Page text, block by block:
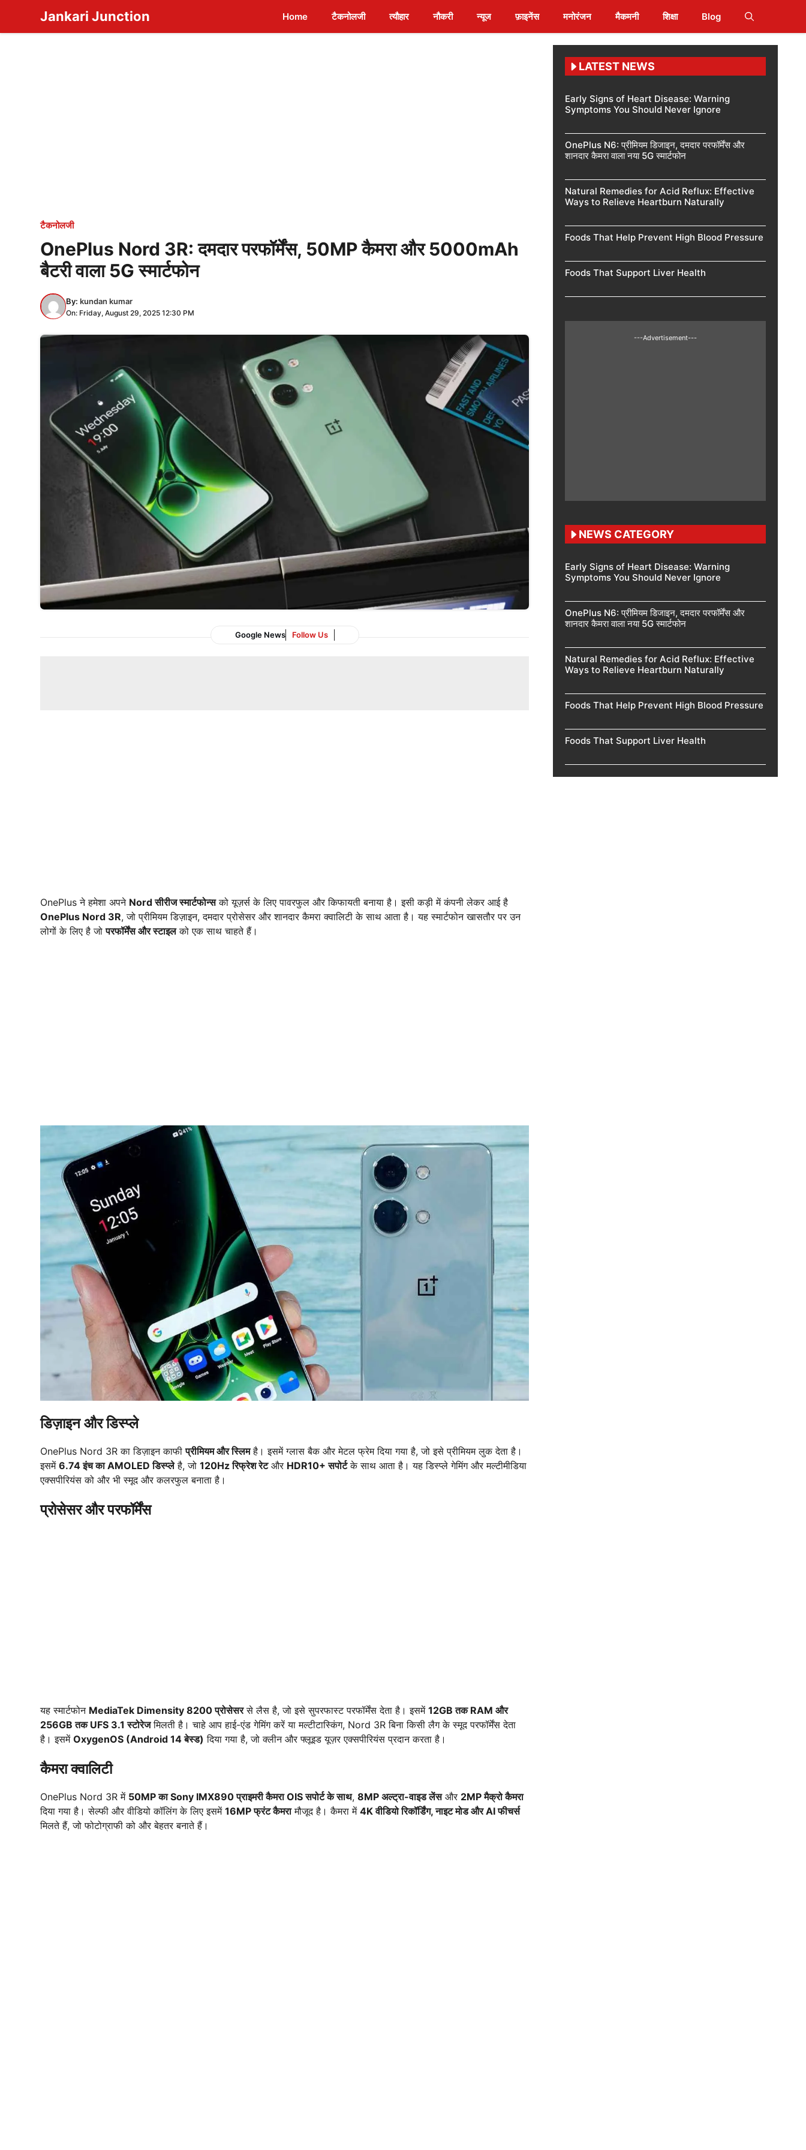
content
Jankari Junction Home टैकनोलजी त्यौहार नौकरी न्यूज फ़ाइनेंस मनोरंजन मैकमनी शिक्षा Blog
टैकनोलजी
OnePlus Nord 3R: दमदार परफॉर्मेंस, 50MP कैमरा और 5000mAh
बैटरी वाला 5G स्मार्टफोन
By: kundan kumar
On: Friday, August 29, 2025 12:30 PM
Google News Follow Us
OnePlus ने हमेशा अपने Nord सीरीज स्मार्टफोन्सको यूज़र्स के लिए पावरफुल और किफायती बनाया है। इसी कड़ी में कंपनी लेकर आई है
OnePlus Nord 3R, जो प्रीमियम डिज़ाइन, दमदार प्रोसेसर और शानदार कैमरा क्वालिटी के साथ आता है। यह स्मार्टफोन खासतौर पर उन
लोगों के लिए है जोपरफॉर्मेंस और स्टाइलको एक साथ चाहते हैं।
डिज़ाइन और डिस्प्ले
OnePlus Nord 3R का डिज़ाइन काफीप्रीमियम और स्लिमहै। इसमें ग्लास बैक और मेटल फ्रेम दिया गया है, जो इसे प्रीमियम लुक देता है।
इसमें 6.74 इंच का AMOLED डिस्प्लेहै, जो 120Hz रिफ्रेश रेटऔर HDR10+ सपोर्टके साथ आता है। यह डिस्प्ले गेमिंग और मल्टीमीडिया
एक्सपीरियंस को और भी स्मूद और कलरफुल बनाता है।
प्रोसेसर और परफॉर्मेंस
यह स्मार्टफोन MediaTek Dimensity 8200 प्रोसेसरसे लैस है, जो इसे सुपरफास्ट परफॉर्मेंस देता है। इसमें 12GB तक RAM और
256GB तक UFS 3.1 स्टोरेजमिलती है। चाहे आप हाई-एंड गेमिंग करें या मल्टीटास्किंग, Nord 3R बिना किसी लैग के स्मूद परफॉर्मेंस देता
है। इसमें OxygenOS (Android 14 बेस्ड) दिया गया है, जो क्लीन और फ्लूइड यूज़र एक्सपीरियंस प्रदान करता है।
कैमरा क्वालिटी
OnePlus Nord 3R में 50MP का Sony IMX890 प्राइमरी कैमरा OIS सपोर्ट के साथ, 8MP अल्ट्रा-वाइड लेंसऔर 2MP मैक्रो कैमरा
दिया गया है। सेल्फी और वीडियो कॉलिंग के लिए इसमें 16MP फ्रंट कैमरामौजूद है। कैमरा में 4K वीडियो रिकॉर्डिंग, नाइट मोड और AI फीचर्स
मिलते हैं, जो फोटोग्राफी को और बेहतर बनाते हैं।
LATEST NEWS
Early Signs of Heart Disease: Warning
Symptoms You Should Never Ignore
OnePlus N6: प्रीमियम डिजाइन, दमदार परफॉर्मेंस और
शानदार कैमरा वाला नया 5G स्मार्टफोन
Natural Remedies for Acid Reflux: Effective
Ways to Relieve Heartburn Naturally
Foods That Help Prevent High Blood Pressure
Foods That Support Liver Health
---Advertisement---
NEWS CATEGORY
Early Signs of Heart Disease: Warning
Symptoms You Should Never Ignore
OnePlus N6: प्रीमियम डिजाइन, दमदार परफॉर्मेंस और
शानदार कैमरा वाला नया 5G स्मार्टफोन
Natural Remedies for Acid Reflux: Effective
Ways to Relieve Heartburn Naturally
Foods That Help Prevent High Blood Pressure
Foods That Support Liver Health